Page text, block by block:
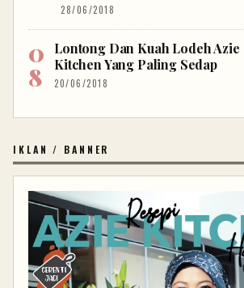
28/06/2018
Lontong Dan Kuah Lodeh Azie
Kitchen Yang Paling Sedap
20/06/2018
IKLAN / BANNER